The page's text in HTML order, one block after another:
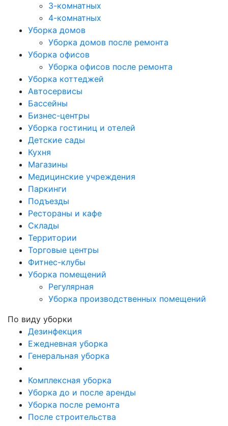
3-комнатных
4-комнатных
Уборка домов
Уборка домов после ремонта
Уборка офисов
Уборка офисов после ремонта
Уборка коттеджей
Автосервисы
Бассейны
Бизнес-центры
Уборка гостиниц и отелей
Детские сады
Кухня
Магазины
Медицинские учреждения
Паркинги
Подъезды
Рестораны и кафе
Склады
Территории
Торговые центры
Фитнес-клубы
Уборка помещений
Регулярная
Уборка производственных помещений
По виду уборки
Дезинфекция
Ежедневная уборка
Генеральная уборка
Комплексная уборка
Уборка до и после аренды
Уборка после ремонта
После строительства